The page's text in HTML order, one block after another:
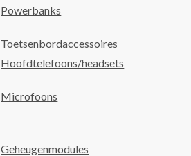
Powerbanks
Toetsenbordaccessoires
Hoofdtelefoons/headsets
Microfoons
Geheugenmodules